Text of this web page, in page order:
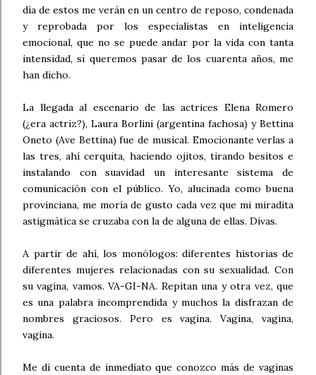
día de estos me verán en un centro de reposo, condenada
y reprobada por los especialistas en inteligencia
emocional, que no se puede andar por la vida con tanta
intensidad, si queremos pasar de los cuarenta años, me
han dicho.
La llegada al escenario de las actrices Elena Romero
(¿era actriz?), Laura Borlini (argentina fachosa) y Bettina
Oneto (Ave Bettina) fue de musical. Emocionante verlas a
las tres, ahí cerquita, haciendo ojitos, tirando besitos e
instalando con suavidad un interesante sistema de
comunicación con el público. Yo, alucinada como buena
provinciana, me moría de gusto cada vez que mi miradita
astigmática se cruzaba con la de alguna de ellas. Divas.
A partir de ahí, los monólogos: diferentes historias de
diferentes mujeres relacionadas con su sexualidad. Con
su vagina, vamos. VA-GI-NA. Repitan una y otra vez, que
es una palabra incomprendida y muchos la disfrazan de
nombres graciosos. Pero es vagina. Vagina, vagina,
vagina.
Me di cuenta de inmediato que conozco más de vaginas